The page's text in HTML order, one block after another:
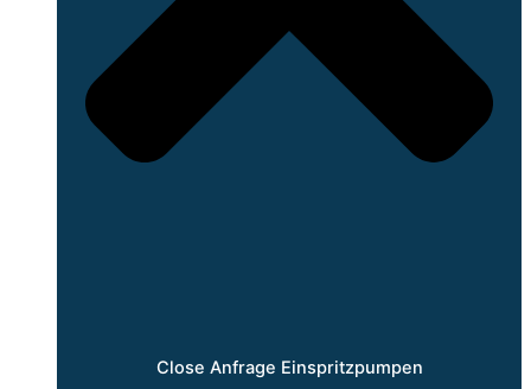
Close Anfrage Einspritzpumpen